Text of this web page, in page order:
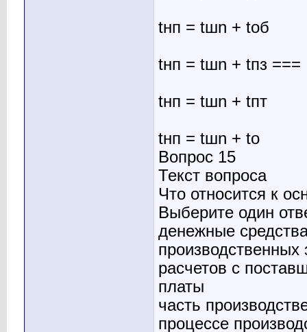
tнп = tшn + tоб
tнп = tшn + tпз ===
tнп = tшn + tпт
tнп = tшn + tо
Вопрос 15
Текст вопроса
Что относится к
Выберите один
денежные
производственных
расчетов с
платы
часть
процессе